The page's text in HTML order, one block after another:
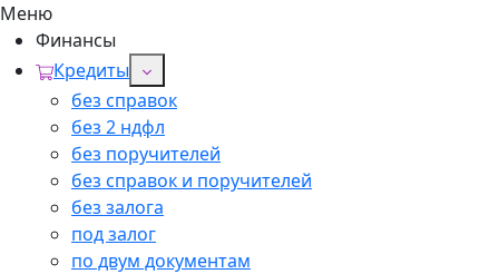
Меню
Финансы
Кредиты
без справок
без 2 ндфл
без поручителей
без справок и поручителей
без залога
под залог
по двум документам